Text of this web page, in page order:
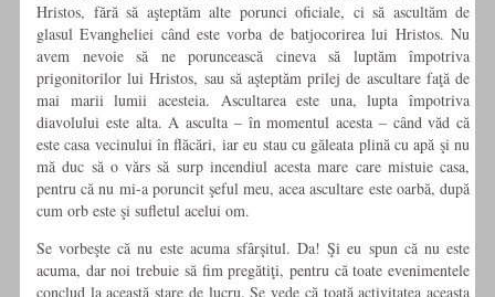
Hristos, fără să aşteptăm alte porunci oficiale, ci să ascultăm de
glasul Evangheliei când este vorba de batjocorirea lui Hristos. Nu
avem nevoie să ne poruncească cineva să luptăm împotriva
prigonitorilor lui Hristos, sau să aşteptăm prilej de ascultare faţă de
mai marii lumii acesteia. Ascultarea este una, lupta împotriva
diavolului este alta. A asculta – în momentul acesta – când văd că
este casa vecinului în flăcări, iar eu stau cu găleata plină cu apă şi nu
mă duc să o vărs să surp incendiul acesta mare care mistuie casa,
pentru că nu mi-a poruncit şeful meu, acea ascultare este oarbă, după
cum orb este şi sufletul acelui om.
Se vorbeşte că nu este acuma sfârşitul. Da! Şi eu spun că nu este
acuma, dar noi trebuie să fim pregătiţi, pentru că toate evenimentele
conclud la această stare de lucru. Se vede că toată activitatea aceasta